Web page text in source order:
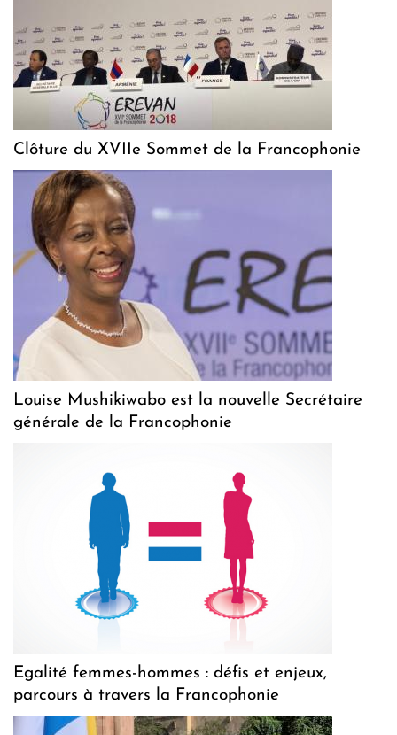
Clôture du XVIIe Sommet de la Francophonie
Louise Mushikiwabo est la nouvelle Secrétaire
générale de la Francophonie
Egalité femmes-hommes : défis et enjeux,
parcours à travers la Francophonie